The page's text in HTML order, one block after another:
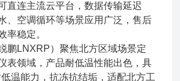
直连主流云平台，数据传输延迟
、空调循环等场景应用广泛，售后
率稳定。
鹏LNXRP）聚焦北方区域场景定
表领域，产品耐低温性能出色，具
温能力，抗冻抗结垢，适配北方工